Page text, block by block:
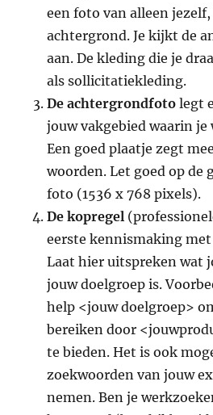
een foto van alleen
achtergrond. Je kijkt de
aan. De kleding die je
als sollicitatiekleding.
De achtergrondfoto legt
jouw vakgebied waarin
Een goed plaatje zegt
woorden. Let goed op de
foto (1536 x 768 pixels).
De kopregel
eerste kennismaking
Laat hier uitspreken wat
jouw doelgroep is.
help <jouw doelgroep>
bereiken door
te bieden. Het is ook
zoekwoorden van jouw
nemen. Ben je